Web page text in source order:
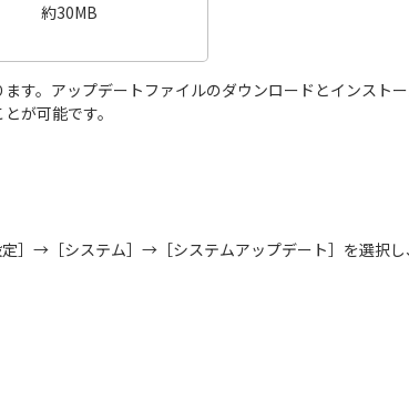
約30MB
す。アップデートファイルのダウンロードとインスト
が可能です。
］→［システム］→［システムアップデート］を選択